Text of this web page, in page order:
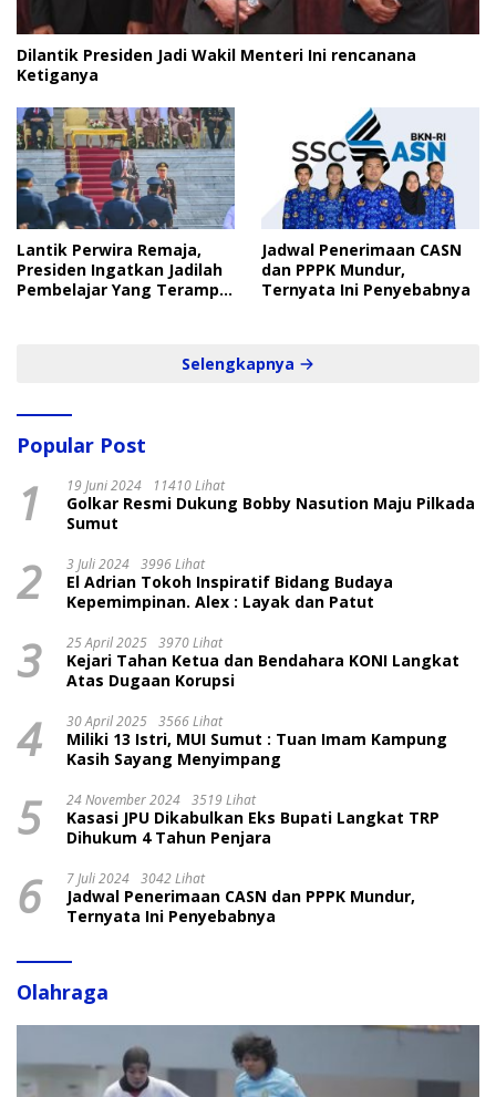
Dilantik Presiden Jadi Wakil Menteri Ini rencanana
Ketiganya
Lantik Perwira Remaja,
Presiden Ingatkan Jadilah
Pembelajar Yang Terampil
Jadwal Penerimaan CASN
dan PPPK Mundur,
Ternyata Ini Penyebabnya
Selengkapnya
Popular Post
1 19 Juni 2024 11410 Lihat
Golkar Resmi Dukung Bobby Nasution Maju Pilkada
Sumut
2 3 Juli 2024 3996 Lihat
El Adrian Tokoh Inspiratif Bidang Budaya
Kepemimpinan. Alex : Layak dan Patut
3 25 April 2025 3970 Lihat
Kejari Tahan Ketua dan Bendahara KONI Langkat
Atas Dugaan Korupsi
4 30 April 2025 3566 Lihat
Miliki 13 Istri, MUI Sumut : Tuan Imam Kampung
Kasih Sayang Menyimpang
5 24 November 2024 3519 Lihat
Kasasi JPU Dikabulkan Eks Bupati Langkat TRP
Dihukum 4 Tahun Penjara
6 7 Juli 2024 3042 Lihat
Jadwal Penerimaan CASN dan PPPK Mundur,
Ternyata Ini Penyebabnya
Olahraga